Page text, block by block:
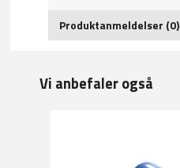
Produktanmeldelser (0)
Vi anbefaler også